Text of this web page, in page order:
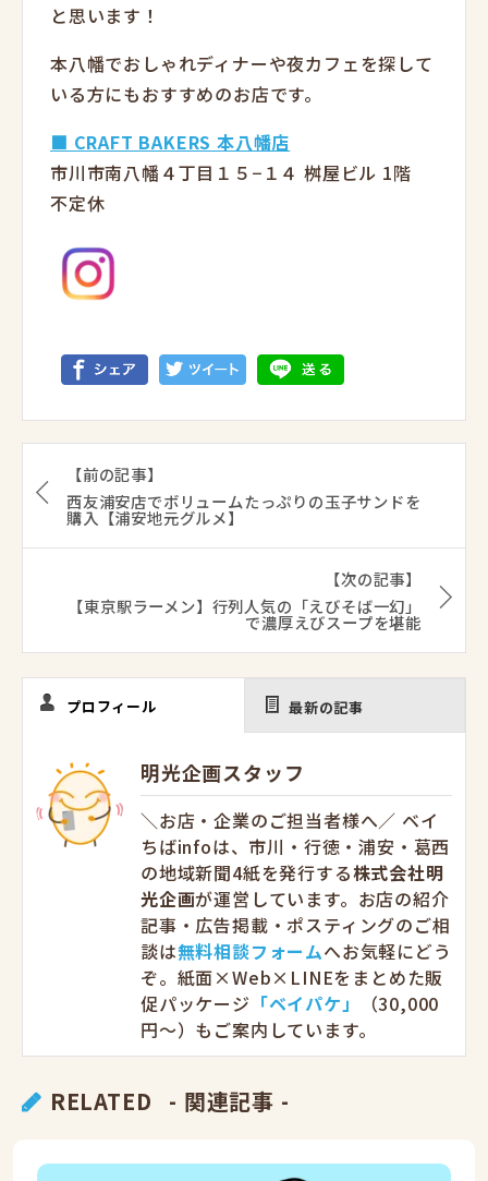
と思います！
本八幡でおしゃれディナーや夜カフェを探して
いる方にもおすすめのお店です。
■ CRAFT BAKERS 本八幡店
市川市南八幡４丁目１５−１４ 桝屋ビル 1階
不定休
【前の記事】
西友浦安店でボリュームたっぷりの玉子サンドを
購入【浦安地元グルメ】
【次の記事】
【東京駅ラーメン】行列人気の「えびそば一幻」
で濃厚えびスープを堪能
プロフィール 最新の記事
明光企画スタッフ
＼お店・企業のご担当者様へ／ ベイ
ちばinfoは、市川・行徳・浦安・葛西
の地域新聞4紙を発行する株式会社明
光企画が運営しています。お店の紹介
記事・広告掲載・ポスティングのご相
談は無料相談フォームへお気軽にどう
ぞ。紙面×Web×LINEをまとめた販
促パッケージ 「ベイパケ」
（30,000
円〜）もご案内しています。
RELATED - 関連記事 -